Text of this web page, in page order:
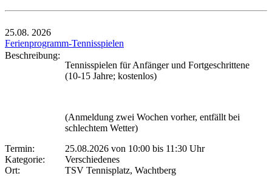
25.08. 2026
Ferienprogramm-Tennisspielen
Beschreibung:
Tennisspielen für Anfänger und Fortgeschrittene
(10-15 Jahre; kostenlos)
(Anmeldung zwei Wochen vorher, entfällt bei
schlechtem Wetter)
Termin:
25.08.2026 von 10:00 bis 11:30 Uhr
Kategorie:
Verschiedenes
Ort:
TSV Tennisplatz, Wachtberg